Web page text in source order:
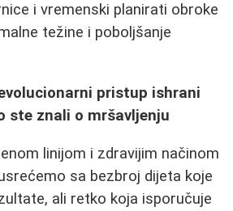
i vremenski planirati obroke
težine i poboljšanje
pristup ishrani
ste znali o mršavljenju
linijom i zdravijim načinom
sa bezbroj dijeta koje
ali retko koja isporučuje